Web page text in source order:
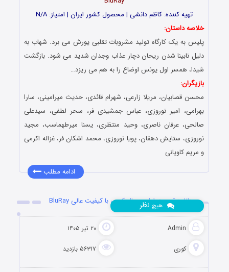
تهیه کننده: کاظم دانشی | محصول کشور ایران | امتیاز: N/A
خلاصه داستان:
پلیس به یک کارگاه تولید مشروبات تقلبی یورش می برد. شهاب به
دلیل نابینا شدن ریحان دچار عذاب وجدان شدید می شود. بازگشت
شیدا، همسر اول یونس اوضاع را به هم می ریزد…
بازیگران:
محسن قصابیان، مریلا زارعی، شهرام قائدی، حدیث میرامینی، سارا
بهرامی، امیر نوروزی، عباس جمشیدی فر، سحر لطفی، سیدعلی
صالحی، عرفان ناصری، وحید منتظری، یسنا میرطهماسب، مجید
نوروزی، ستایش دهقان، پویا نوروزی، محمد اشکان فر، غزاله اکرمی
و مریم کاویانی
ادامه مطلب
دانلود قسمت اول سریال کوری با کیفیت عالی BluRay
Admin ۲۰ تیر ۱۴۰۵
کوری ۵۶۳۱۷ بازدید
هیچ نظر